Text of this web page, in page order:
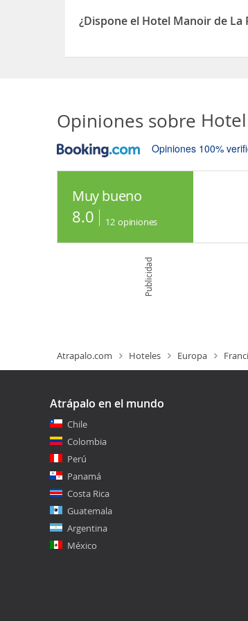
¿Dispone el Hotel Manoir de La
Opiniones sobre
Opiniones 100%
Muy bueno
8.0 12 opiniones
Publicidad
Atrapalo.com Hoteles Europa
Atrápalo en el mundo
Chile
Colombia
Perú
Panamá
Costa Rica
Guatemala
Argentina
México